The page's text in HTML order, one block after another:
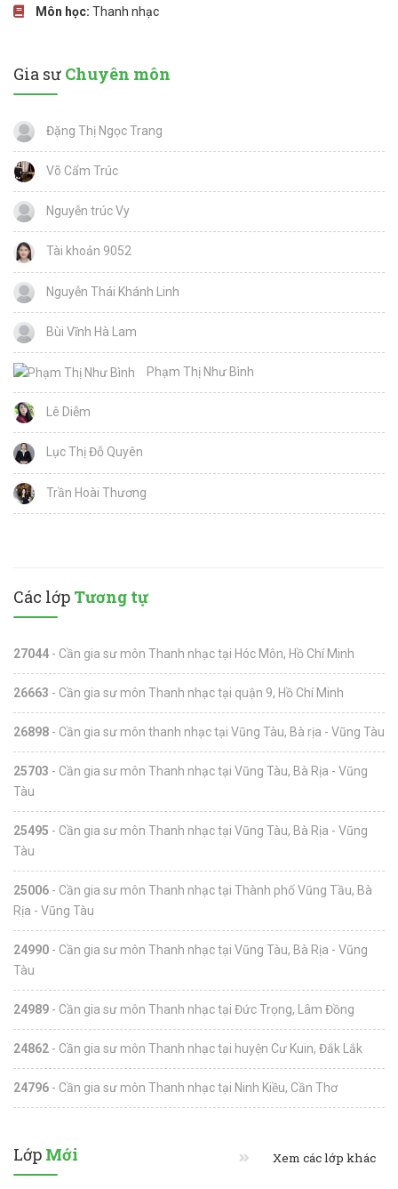
Môn học: Thanh nhạc
Gia sư Chuyên môn
Đặng Thị Ngọc Trang
Võ Cẩm Trúc
Nguyễn trúc Vy
Tài khoản 9052
Nguyễn Thái Khánh Linh
Bùi Vĩnh Hà Lam
Phạm Thị Như Bình
Lê Diễm
Lục Thị Đỗ Quyên
Trần Hoài Thương
Các lớp Tương tự
27044 - Cần gia sư môn Thanh nhạc tại Hóc Môn, Hồ Chí Minh
26663 - Cần gia sư môn Thanh nhạc tại quận 9, Hồ Chí Minh
26898 - Cần gia sư môn thanh nhạc tại Vũng Tàu, Bà rịa - Vũng Tàu
25703 - Cần gia sư môn Thanh nhạc tại Vũng Tàu, Bà Rịa - Vũng
Tàu
25495 - Cần gia sư môn Thanh nhạc tại Vũng Tàu, Bà Rịa - Vũng
Tàu
25006 - Cần gia sư môn Thanh nhạc tại Thành phố Vũng Tầu, Bà
Rịa - Vũng Tàu
24990 - Cần gia sư môn Thanh nhạc tại Vũng Tàu, Bà Rịa - Vũng
Tàu
24989 - Cần gia sư môn Thanh nhạc tại Đức Trọng, Lâm Đồng
24862 - Cần gia sư môn Thanh nhạc tại huyện Cư Kuin, Đắk Lắk
24796 - Cần gia sư môn Thanh nhạc tại Ninh Kiều, Cần Thơ
Lớp Mới Xem các lớp khác